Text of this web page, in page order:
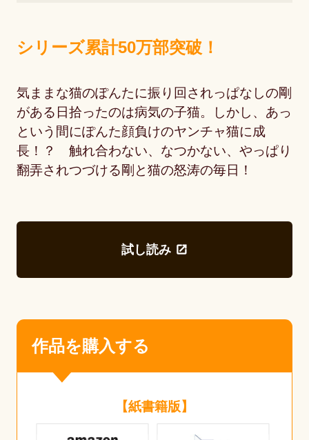
シリーズ累計50万部突破！
気ままな猫のぽんたに振り回されっぱなしの剛
がある日拾ったのは病気の子猫。しかし、あっ
という間にぽんた顔負けのヤンチャ猫に成
長！？ 触れ合わない、なつかない、やっぱり
翻弄されつづける剛と猫の怒涛の毎日！
試し読み
作品を購入する
【紙書籍版】